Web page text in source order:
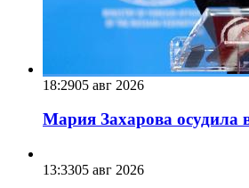
18:2905 авг 2026
Мария Захарова осудила
13:3305 авг 2026